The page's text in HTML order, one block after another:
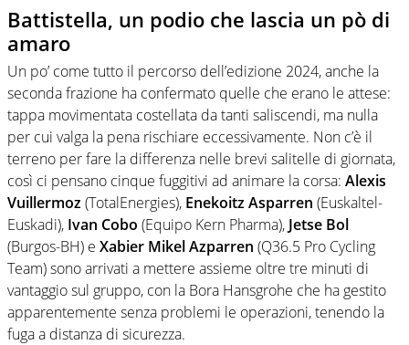
Battistella, un podio che lascia un pò di
amaro
Un po’ come tutto il percorso dell’edizione 2024, anche la
seconda frazione ha confermato quelle che erano le attese:
tappa movimentata costellata da tanti saliscendi, ma nulla
per cui valga la pena rischiare eccessivamente. Non c’è il
terreno per fare la differenza nelle brevi salitelle di giornata,
così ci pensano cinque fuggitivi ad animare la corsa: Alexis
Vuillermoz(TotalEnergies), Enekoitz Asparren (Euskaltel-
Euskadi), Ivan Cobo (Equipo Kern Pharma), Jetse Bol
(Burgos-BH) e Xabier Mikel Azparren (Q36.5 Pro Cycling
Team) sono arrivati a mettere assieme oltre tre minuti di
vantaggio sul gruppo, con la Bora Hansgrohe che ha gestito
apparentemente senza problemi le operazioni, tenendo la
fuga a distanza di sicurezza.